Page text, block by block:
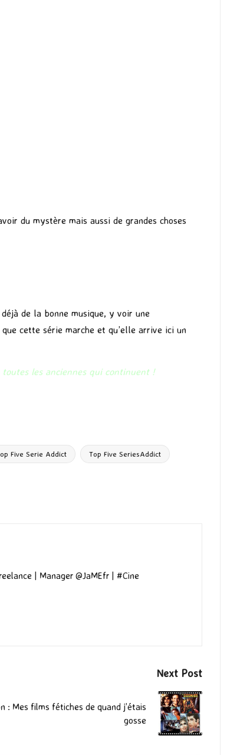
du mystère mais aussi de grandes choses
de la bonne musique, y voir une
cette série marche et qu’elle arrive ici un
les anciennes qui continuent !
Five Serie Addict Top Five SeriesAddict
| Manager @JaMEfr | #Cine
Next Post
: Mes films fétiches de quand j’étais
gosse